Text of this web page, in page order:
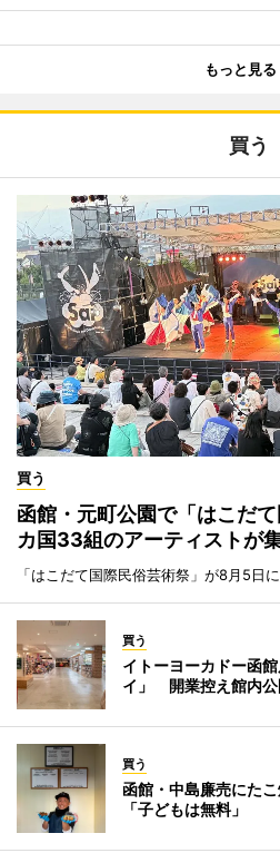
もっと見る
買う
買う
函館・元町公園で「はこだ
カ国33組のアーティストが
「はこだて国際民俗芸術祭」が8月5日に
買う
イトーヨーカドー函
イ」 開業控え館内公
買う
函館・中島廉売にた
「子どもは無料」